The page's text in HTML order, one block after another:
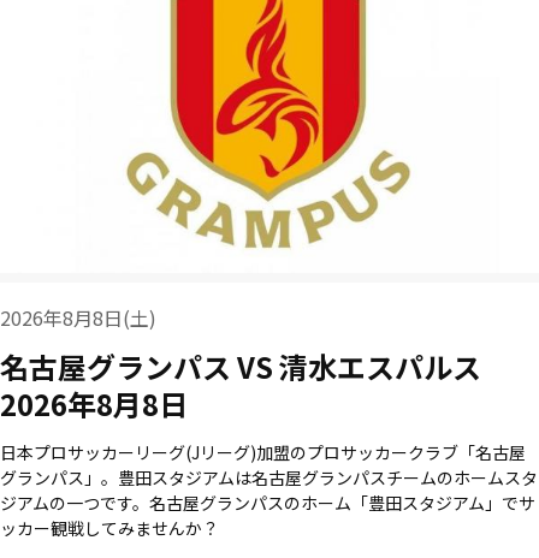
2026年8月8日(土)
名古屋グランパス VS 清水エスパルス
2026年8月8日
日本プロサッカーリーグ(Jリーグ)加盟のプロサッカークラブ「名古屋
グランパス」。豊田スタジアムは名古屋グランパスチームのホームスタ
ジアムの一つです。名古屋グランパスのホーム「豊田スタジアム」でサ
ッカー観戦してみませんか？